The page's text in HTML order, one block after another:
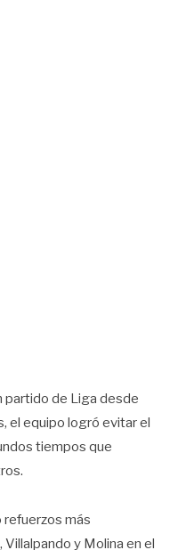
partido de Liga desde
el equipo logró evitar el
tiempos que
refuerzos más
y Molina en el